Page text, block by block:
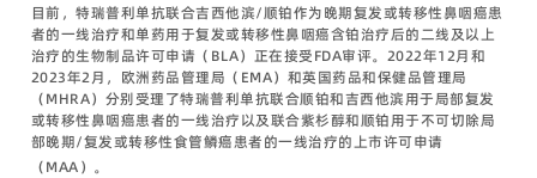
目前，特瑞普利单抗联合吉西他滨/顺铂作为晚期复发或转移性鼻咽癌患
者的一线治疗和单药用于复发或转移性鼻咽癌含铂治疗后的二线及以上
治疗的生物制品许可申请（BLA）正在接受FDA审评。2022年12月和
2023年2月，欧洲药品管理局（EMA）和英国药品和保健品管理局
（MHRA）分别受理了特瑞普利单抗联合顺铂和吉西他滨用于局部复发
或转移性鼻咽癌患者的一线治疗以及联合紫杉醇和顺铂用于不可切除局
部晚期/复发或转移性食管鳞癌患者的一线治疗的上市许可申请
（MAA）。